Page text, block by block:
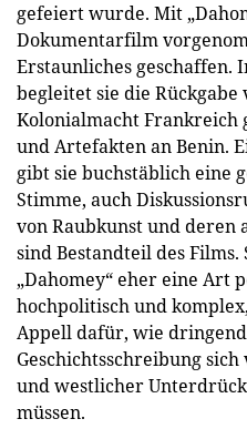
gefeiert wurde. Mit
Dokumentarfilm
Erstaunliches geschaffen.
begleitet sie die Rückgabe
Kolonialmacht Frankreich
und Artefakten an Benin.
gibt sie buchstäblich eine
Stimme, auch
von Raubkunst und deren
sind Bestandteil des
„Dahomey“ eher eine Art
hochpolitisch und
Appell dafür, wie
Geschichtsschreibung
und westlicher
müssen.